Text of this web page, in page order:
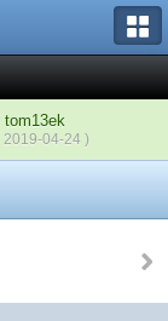
tom13ek
04-24 )